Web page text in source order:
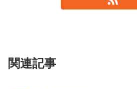
関連記事